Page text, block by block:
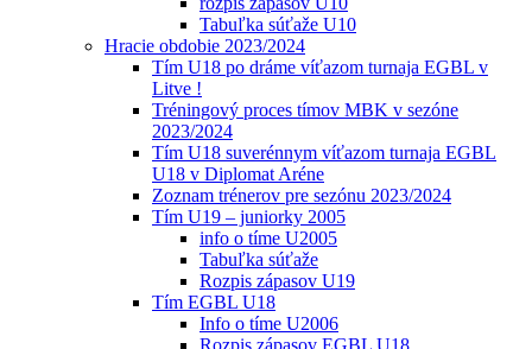
Tabuľka súťaže U10
Hracie obdobie 2023/2024
Tím U18 po dráme víťazom turnaja EGBL v
Litve !
Tréningový proces tímov MBK v sezóne
2023/2024
Tím U18 suverénnym víťazom turnaja EGBL
U18 v Diplomat Aréne
Zoznam trénerov pre sezónu 2023/2024
Tím U19 – juniorky 2005
info o tíme U2005
Tabuľka súťaže
Rozpis zápasov U19
Tím EGBL U18
Info o tíme U2006
Rozpis zápasov EGBL U18